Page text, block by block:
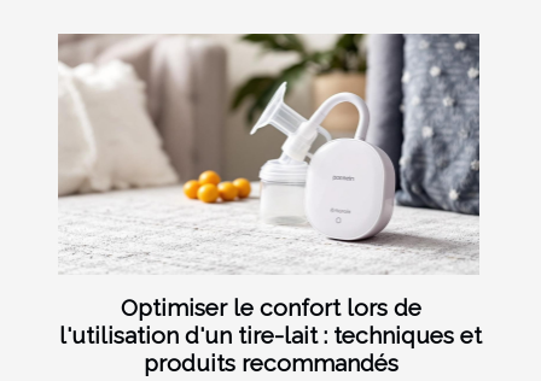
Optimiser le confort lors de
l'utilisation d'un tire-lait : techniques et
produits recommandés